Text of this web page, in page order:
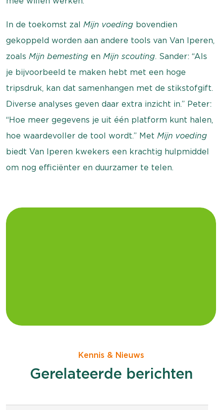
In de toekomst zal Mijn voeding bovendien
gekoppeld worden aan andere tools van Van Iperen,
zoals Mijn bemesting en Mijn scouting. Sander: “Als
je bijvoorbeeld te maken hebt met een hoge
tripsdruk, kan dat samenhangen met de stikstofgift.
Diverse analyses geven daar extra inzicht in.” Peter:
“Hoe meer gegevens je uit één platform kunt halen,
hoe waardevoller de tool wordt.” Met Mijn voeding
biedt Van Iperen kwekers een krachtig hulpmiddel
om nog efficiënter en duurzamer te telen.
Kennis & Nieuws
Gerelateerde berichten